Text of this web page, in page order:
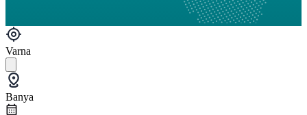
Varna
Banya